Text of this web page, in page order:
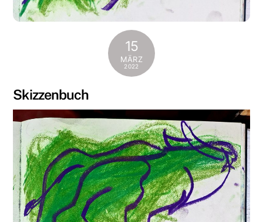
15
MÄRZ
2022
Skizzenbuch